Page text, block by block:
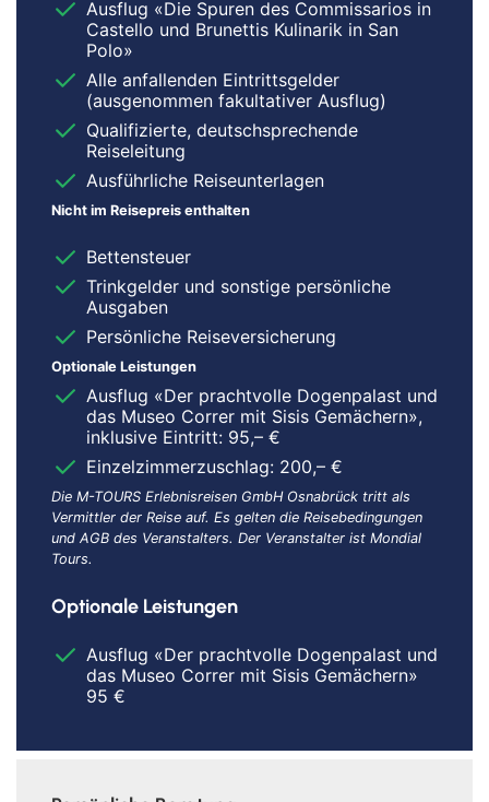
Ausflug «Die Spuren des Commissarios in
Castello und Brunettis Kulinarik in San
Polo»
Alle anfallenden Eintrittsgelder
(ausgenommen fakultativer Ausflug)
Qualifizierte, deutschsprechende
Reiseleitung
Ausführliche Reiseunterlagen
Nicht im Reisepreis enthalten
Bettensteuer
Trinkgelder und sonstige persönliche
Ausgaben
Persönliche Reiseversicherung
Optionale Leistungen
Ausflug «Der prachtvolle Dogenpalast und
das Museo Correr mit Sisis Gemächern»,
inklusive Eintritt: 95,– €
Einzelzimmerzuschlag: 200,– €
Die M-TOURS Erlebnisreisen GmbH Osnabrück tritt als
Vermittler der Reise auf. Es gelten die Reisebedingungen
und AGB des Veranstalters. Der Veranstalter ist Mondial
Tours.
Optionale Leistungen
Ausflug «Der prachtvolle Dogenpalast und
das Museo Correr mit Sisis Gemächern»
95 €